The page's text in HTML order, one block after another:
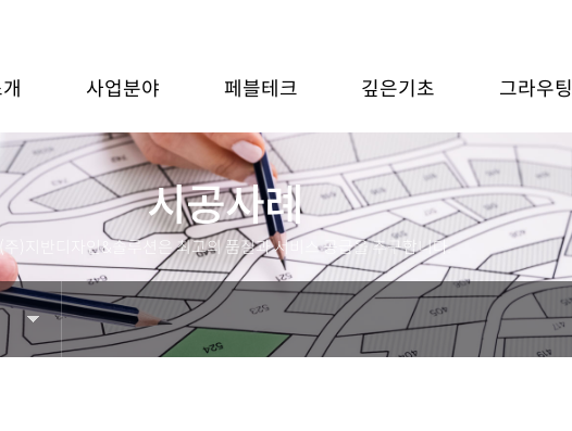
사업분야 페블테크 깊은기초 그라우팅
시공사례
(주)지반디자인&솔루션은 최고의 품질과 서비스 공급을 추구합니다.